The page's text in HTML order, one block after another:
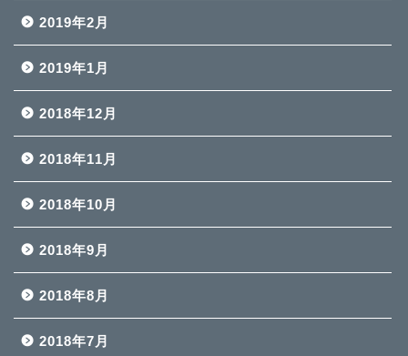
2019年2月
2019年1月
2018年12月
2018年11月
2018年10月
2018年9月
2018年8月
2018年7月